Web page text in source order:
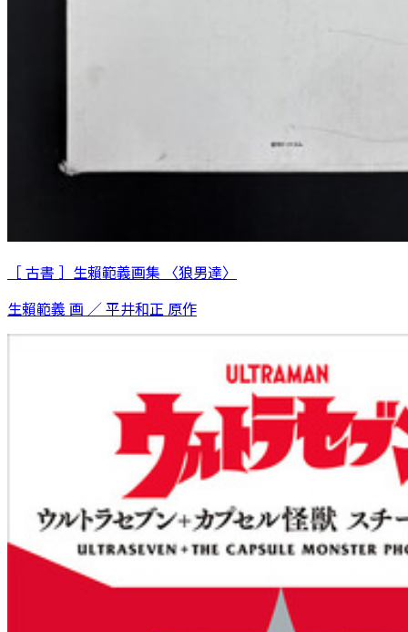
［ 古書 ］生賴範義画集 〈狼男達〉
生賴範義 画 ／ 平井和正 原作